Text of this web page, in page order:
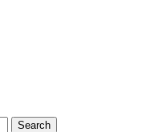
Search